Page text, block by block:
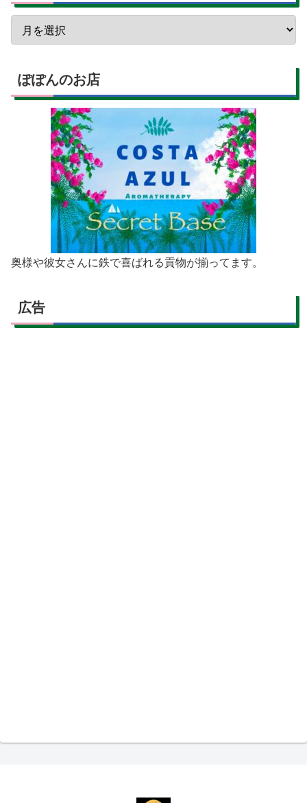
ぽぽんのお店
奥様や彼女さんに鉄で喜ばれる貢物が揃ってます。
広告